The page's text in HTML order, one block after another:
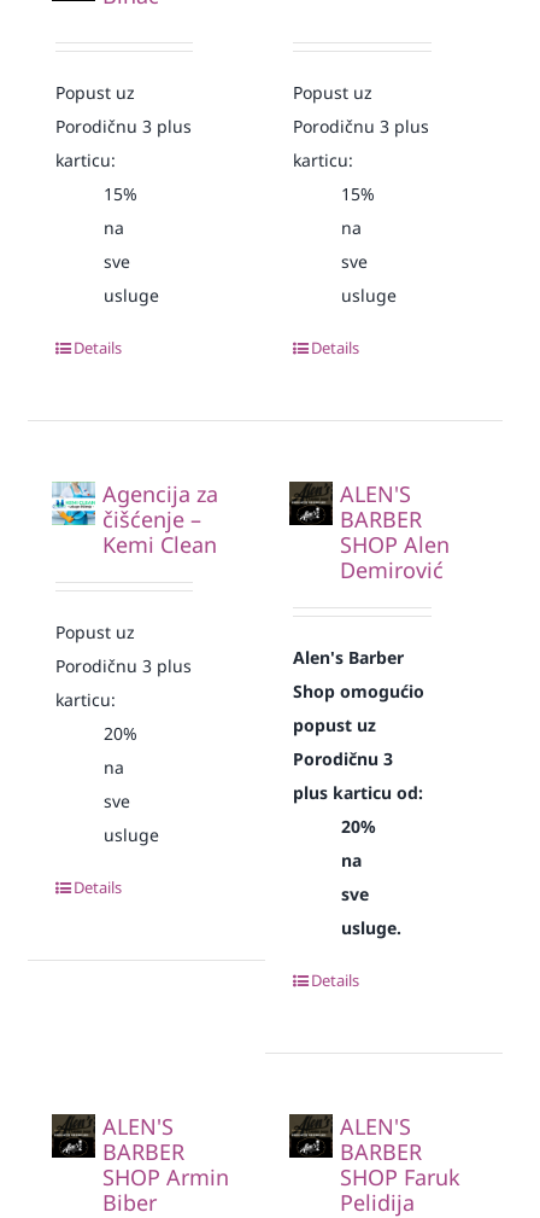
Popust uz
Porodičnu 3 plus
karticu:
15%
na
sve
usluge
Details
Popust uz
Porodičnu 3 plus
karticu:
15%
na
sve
usluge
Details
Agencija za
čišćenje –
Kemi Clean
Popust uz
Porodičnu 3 plus
karticu:
20%
na
sve
usluge
Details
ALEN'S
BARBER
SHOP Alen
Demirović
Alen's Barber
Shop omogućio
popust uz
Porodičnu 3
plus karticu od:
20%
na
sve
usluge.
Details
ALEN'S
BARBER
SHOP Armin
Biber
ALEN'S
BARBER
SHOP Faruk
Pelidija